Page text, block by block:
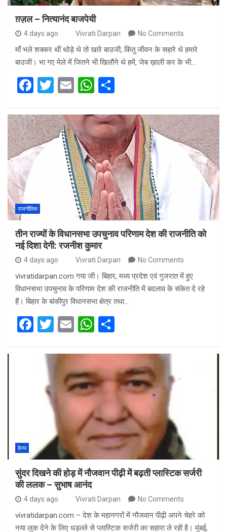
ग़ज़ल – नित्यानंद बाजपेयी
4 days ago Vivrati Darpan No Comments
माँ भले शक्कर थीं थोड़े थे तो खारे बाउजी, किंतु जीवन के सहारे थे हमारे
बाउजी। भा गए मेले में जितने भी खिलौने थे हमें, जेब ख़ाली कर के भी…
F
ce
b
o
o
T
tt
er
E
ail
W
at
s
A
p
p
ar
e
राजनीतिक
तीन राज्यों के विधानसभा उपचुनाव परिणाम देश की राजनीति को
नई दिशा देगी: रजनीश कुमार
4 days ago Vivrati Darpan No Comments
vivratidarpan.com गया जी। बिहार, मध्य प्रदेश एवं गुजरात में हुए
विधानसभा उपचुनाव के परिणाम देश की राजनीति में बदलाव के संकेत दे रहे
हैं। बिहार के बांकीपुर विधानसभा क्षेत्र तथा…
F
ce
T
tt
er
E
ail
W
at
s
A
p
p
ar
e
हेल्थ
सुंदर दिखने की होड़ में नौजवान पीढ़ी में बढ़ती प्लास्टिक सर्जरी
की ललक – सुभाष आनंद
4 days ago Vivrati Darpan No Comments
vivratidarpan.com – देश के महानगरों में नौजवान पीढ़ी अपने चेहरे को
नया लुक देने के लिए धड़ल्ले से प्लास्टिक सर्जरी का सहारा ले रही है। मुंबई,